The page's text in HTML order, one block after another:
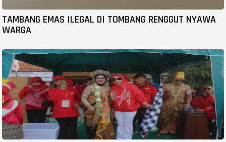
TAMBANG EMAS ILEGAL DI TOMBANG RENGGUT NYAWA
WARGA